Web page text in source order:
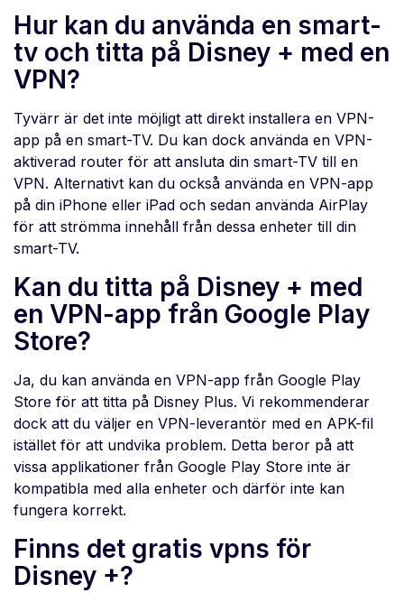
Hur kan du använda en smart-
tv och titta på Disney + med en
VPN?
Tyvärr är det inte möjligt att direkt installera en VPN-
app på en smart-TV. Du kan dock använda en VPN-
aktiverad router för att ansluta din smart-TV till en
VPN. Alternativt kan du också använda en VPN-app
på din iPhone eller iPad och sedan använda AirPlay
för att strömma innehåll från dessa enheter till din
smart-TV.
Kan du titta på Disney + med
en VPN-app från Google Play
Store?
Ja, du kan använda en VPN-app från Google Play
Store för att titta på Disney Plus. Vi rekommenderar
dock att du väljer en VPN-leverantör med en APK-fil
istället för att undvika problem. Detta beror på att
vissa applikationer från Google Play Store inte är
kompatibla med alla enheter och därför inte kan
fungera korrekt.
Finns det gratis vpns för
Disney +?